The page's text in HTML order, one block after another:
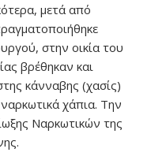
μετά από
στην οικία του
βρέθηκαν και
κάνναβης (χασίς)
χάπια. Την
Ναρκωτικών της